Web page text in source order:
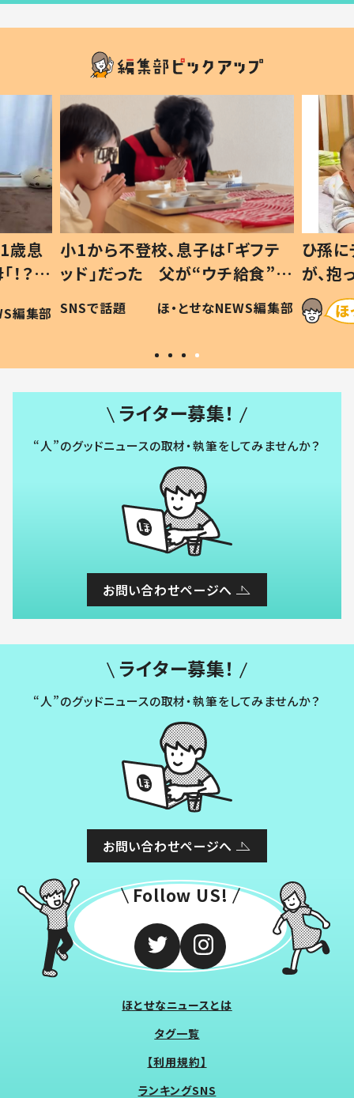
歳息
？」
編集部
小1から不登校、息子は「ギフテ
ッド」だった 父が“ウチ給食”を
作り続ける理由とは #令和の親
#令和の子
SNSで話題 ほ・とせなNEWS編集部
ひ孫
が、
「涙が
い」
ライター募集！
“人”のグッドニュースの取材・執筆をしてみませんか？
お問い合わせページへ
ライター募集！
“人”のグッドニュースの取材・執筆をしてみませんか？
お問い合わせページへ
Follow US!
ほとせなニュースとは
タグ一覧
【利用規約】
ランキングSNS